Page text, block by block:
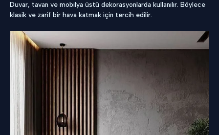
Duvar, tavan ve mobilya üstü dekorasyonlarda kullanılır. Böylece
klasik ve zarif bir hava katmak için tercih edilir.